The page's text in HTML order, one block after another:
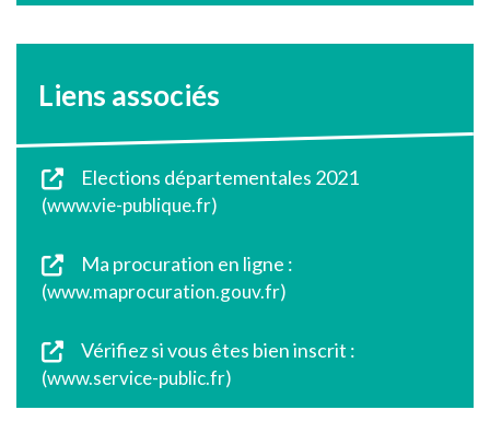
Liens associés
Elections départementales 2021
www.vie-publique.fr
Ma procuration en ligne :
www.maprocuration.gouv.fr
Vérifiez si vous êtes bien inscrit :
www.service-public.fr